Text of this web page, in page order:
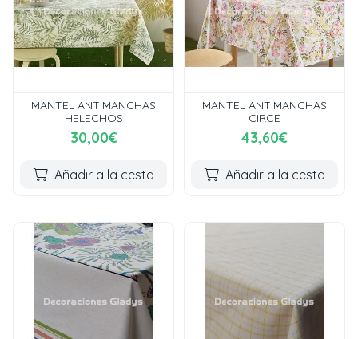
MANTEL ANTIMANCHAS
HELECHOS
30,00€
Añadir a la cesta
MANTEL ANTIMANCHAS
CIRCE
43,60€
Añadir a la cesta